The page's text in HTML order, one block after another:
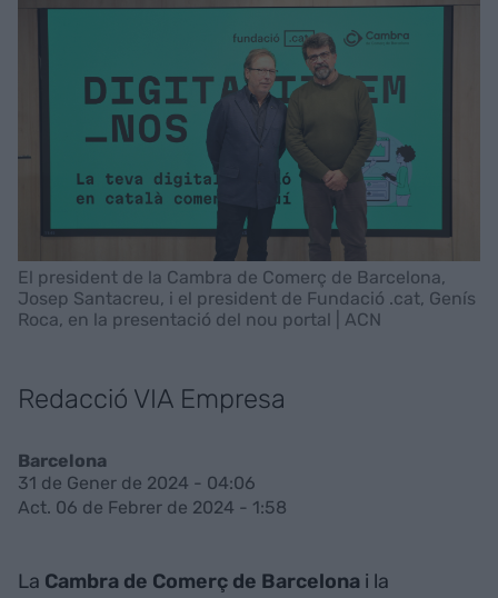
El president de la Cambra de Comerç de Barcelona,
Josep Santacreu, i el president de Fundació .cat, Genís
Roca, en la presentació del nou portal | ACN
Redacció VIA Empresa
Barcelona
31 de Gener de 2024 - 04:06
Act. 06 de Febrer de 2024 - 1:58
La Cambra de Comerç de Barcelona i la